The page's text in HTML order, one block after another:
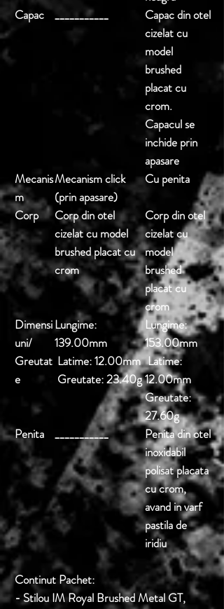
Capac
___________
Capac din otel
cizelat cu
model
brushed
placat cu
crom.
Capacul se
inchide prin
apasare
Mecanis
m
Mecanism click
(prin apasare)
Cu penita
Corp
Corp din otel
cizelat cu model
brushed placat cu
crom
Corp din otel
cizelat cu
model
brushed
placat cu
crom
Dimensi
uni/
Greutat
e
Lungime:
139.00mm
Latime: 12.00mm
Greutate: 23.40g
Lungime:
153.00mm
Latime:
12.00mm
Greutate:
27.60g
Penita
___________
Penita din otel
inoxidabil
polisat placata
cu crom,
avand in varf
pastila de
iridiu
Continut Pachet:
- Stilou IM Royal Brushed Metal GT,